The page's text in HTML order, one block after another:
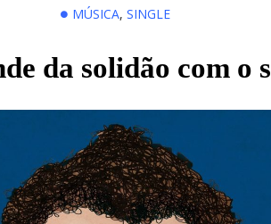
MÚSICA, SINGLE
da solidão com o